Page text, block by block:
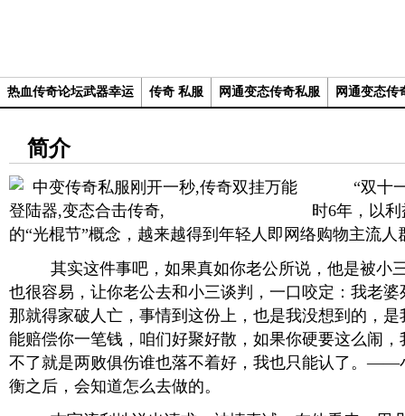
热血传奇论坛武器幸运 传奇 私服 网通变态传奇私服 网通变态传
简介
“双十一
时6年，以
的“光棍节”概念，越来越得到年轻人即网络购物主流人
其实这件事吧，如果真如你老公所说，他是被小
也很容易，让你老公去和小三谈判，一口咬定：我老
那就得家破人亡，事情到这份上，也是我没想到的，
能赔偿你一笔钱，咱们好聚好散，如果你硬要这么闹
不了就是两败俱伤谁也落不着好，我也只能认了。——
衡之后，会知道怎么去做的。